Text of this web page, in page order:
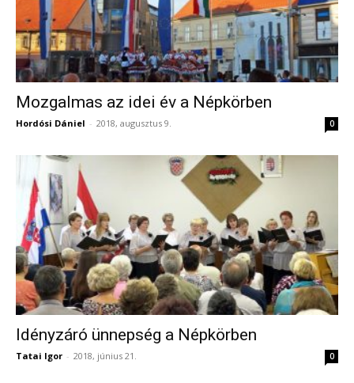
Mozgalmas az idei év a Népkörben
Hordósi Dániel - 2018, augusztus 9. 0
Idényzáró ünnepség a Népkörben
Tatai Igor - 2018, június 21. 0